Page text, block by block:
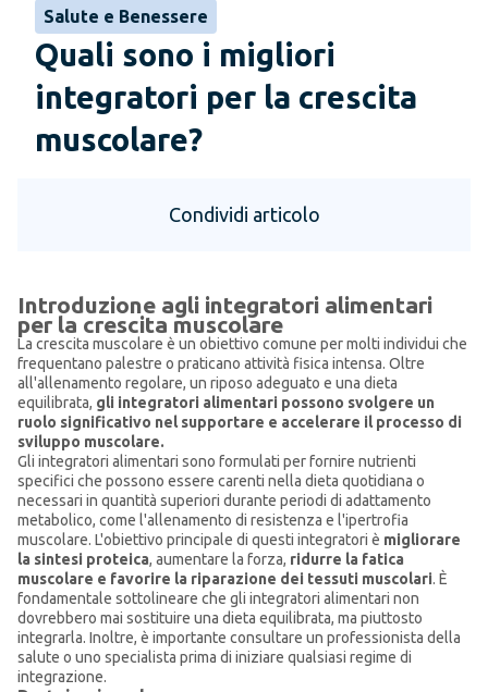
Salute e Benessere
Quali sono i migliori
integratori per la crescita
muscolare?
Condividi articolo
Introduzione agli integratori alimentari
per la crescita muscolare
La crescita muscolare è un obiettivo comune per molti individui che
frequentano palestre o praticano attività fisica intensa. Oltre
all'allenamento regolare, un riposo adeguato e una dieta
equilibrata, gli integratori alimentari possono svolgere un
ruolo significativo nel supportare e accelerare il processo di
sviluppo muscolare.
Gli integratori alimentari sono formulati per fornire nutrienti
specifici che possono essere carenti nella dieta quotidiana o
necessari in quantità superiori durante periodi di adattamento
metabolico, come l'allenamento di resistenza e l'ipertrofia
muscolare. L'obiettivo principale di questi integratori è migliorare
la sintesi proteica, aumentare la forza, ridurre la fatica
muscolare e favorire la riparazione dei tessuti muscolari. È
fondamentale sottolineare che gli integratori alimentari non
dovrebbero mai sostituire una dieta equilibrata, ma piuttosto
integrarla. Inoltre, è importante consultare un professionista della
salute o uno specialista prima di iniziare qualsiasi regime di
integrazione.